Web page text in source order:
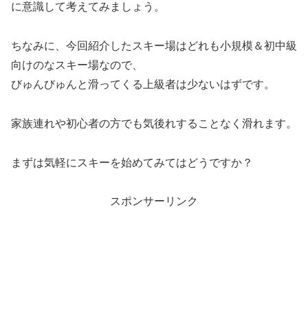
に意識して考えてみましょう。
ちなみに、今回紹介したスキー場はどれも小規模＆初中級
向けのなスキー場なので、
びゅんびゅんと滑ってくる上級者は少ないはずです。
家族連れや初心者の方でも気後れすることなく滑れます。
まずは気軽にスキーを始めてみてはどうですか？
スポンサーリンク